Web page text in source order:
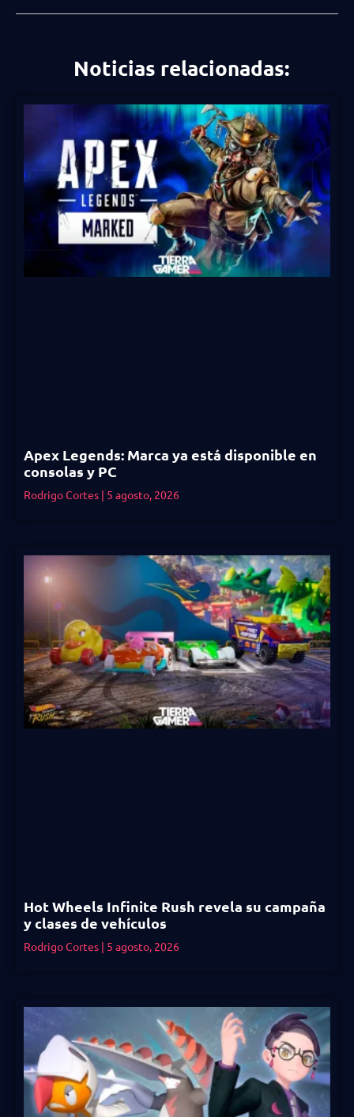
Noticias relacionadas:
Apex Legends: Marca ya está disponible en
consolas y PC
Rodrigo Cortes 5 agosto, 2026
Hot Wheels Infinite Rush revela su campaña
y clases de vehículos
Rodrigo Cortes 5 agosto, 2026